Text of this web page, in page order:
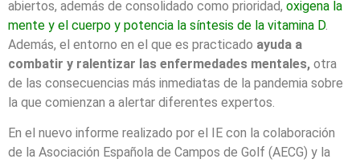
abiertos, además de consolidado como prioridad, oxigena la
mente y el cuerpo y potencia la síntesis de la vitamina D.
Además, el entorno en el que es practicado ayuda a
combatir y ralentizar las enfermedades mentales, otra
de las consecuencias más inmediatas de la pandemia sobre
la que comienzan a alertar diferentes expertos.
En el nuevo informe realizado por el IE con la colaboración
de la Asociación Española de Campos de Golf (AECG) y la